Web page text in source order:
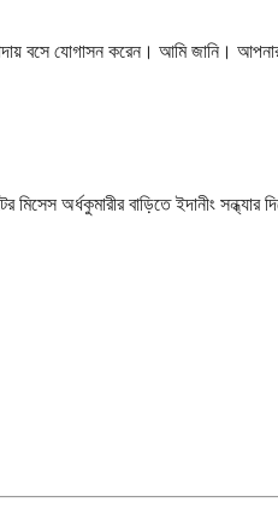
বসে যোগাসন করেন। আমি জানি। আপনার
মিসেস অর্ধকুমারীর বাড়িতে ইদানীং সন্ধ্যার